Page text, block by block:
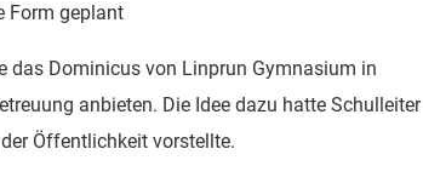
Form geplant
das Dominicus von Linprun Gymnasium in
anbieten. Die Idee dazu hatte Schulleiter
Öffentlichkeit vorstellte.